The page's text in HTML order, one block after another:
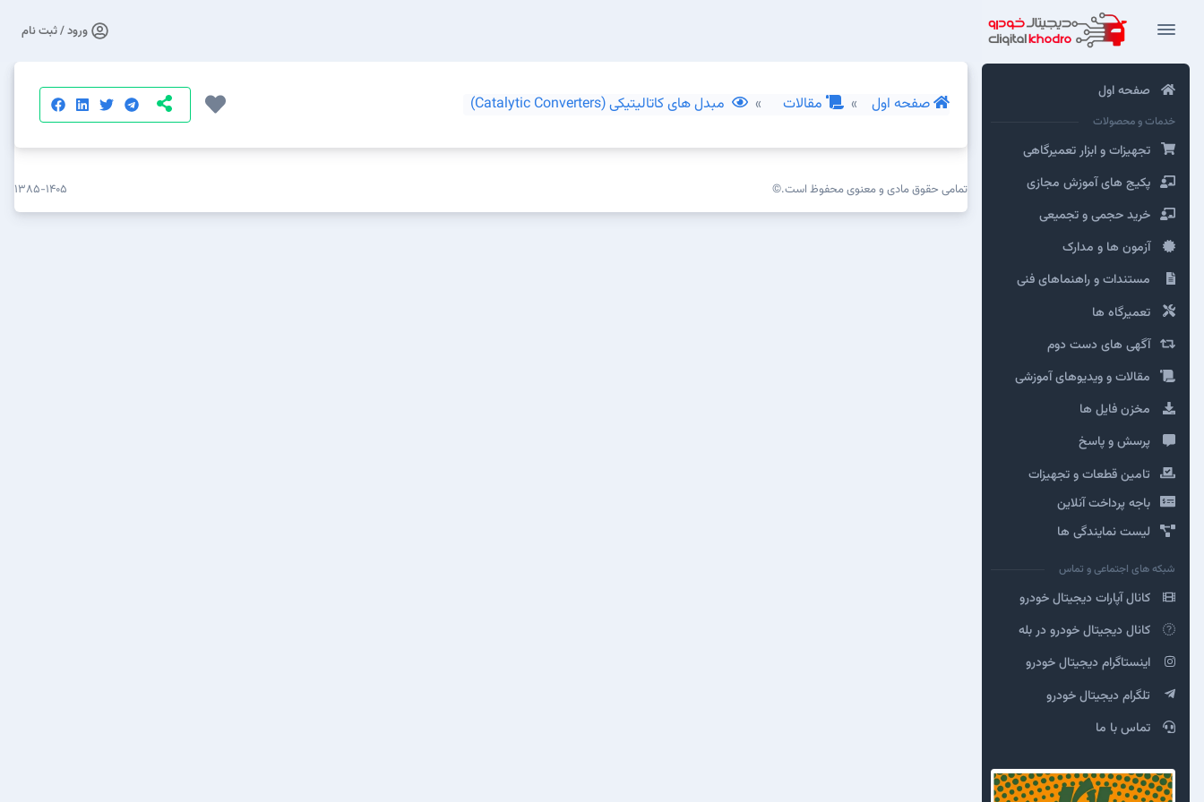
صفحه اول
خدمات و محصولات
تجهیزات و ابزار تعمیرگاهی
پکیج های آموزش مجازی
خرید حجمی و تجمیعی
آزمون ها و مدارک
مستندات و راهنماهای فنی
تعمیرگاه ها
آگهی های دست دوم
مقالات و ویدیوهای آموزشی
مخزن فایل ها
پرسش و پاسخ
تامین قطعات و تجهیزات
باجه پرداخت آنلاین
لیست نمایندگی ها
شبکه های اجتماعی و تماس
کانال آپارات دیجیتال خودرو
کانال دیجیتال خودرو در بله
اینستاگرام دیجیتال خودرو
تلگرام دیجیتال خودرو
تماس با ما
ورود / ثبت نام
صفحه اول مقالات مبدل های کاتالیتیکی (Catalytic Converters)
تمامی حقوق مادی و معنوی محفوظ است.© ۱۳۸۵-۱۴۰۵